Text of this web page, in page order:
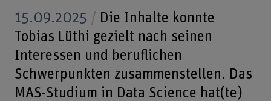
15.09.2025
Die Inhalte konnte
Tobias Lüthi gezielt nach seinen
Interessen und beruflichen
Schwerpunkten zusammenstellen. Das
MAS-Studium in Data Science hat(te)